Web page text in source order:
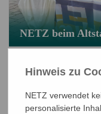
NETZ beim
Hinweis zu
NETZ verwendet
personalisierte